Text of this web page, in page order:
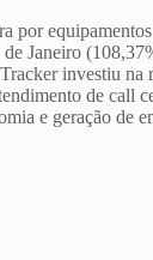
por
Janeiro
investiu na
de call
e geração de